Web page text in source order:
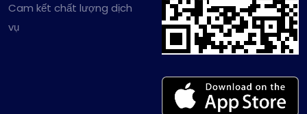
Cam kết chất lượng dịch
vụ